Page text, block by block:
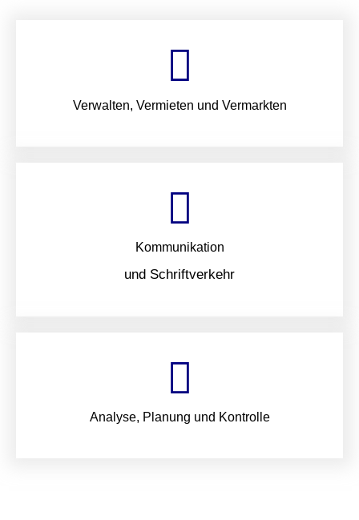
Verwalten, Vermieten und Vermarkten
Kommunikation
und Schriftverkehr
Analyse, Planung und Kontrolle